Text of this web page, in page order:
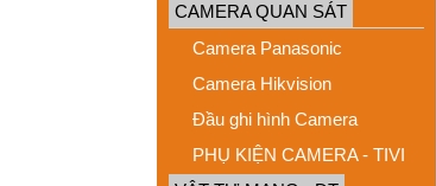
CAMERA QUAN SÁT
Camera Panasonic
Camera Hikvision
Đầu ghi hình Camera
PHỤ KIỆN CAMERA - TIVI